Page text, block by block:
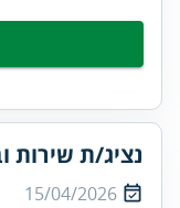
נציג/ת שירות
15/04/2026